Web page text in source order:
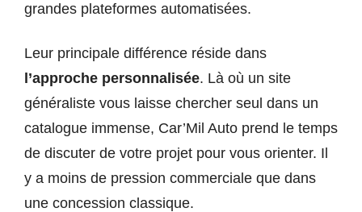
grandes plateformes automatisées.
Leur principale différence réside dans
l’approche personnalisée. Là où un site
généraliste vous laisse chercher seul dans un
catalogue immense, Car’Mil Auto prend le temps
de discuter de votre projet pour vous orienter. Il
y a moins de pression commerciale que dans
une concession classique.